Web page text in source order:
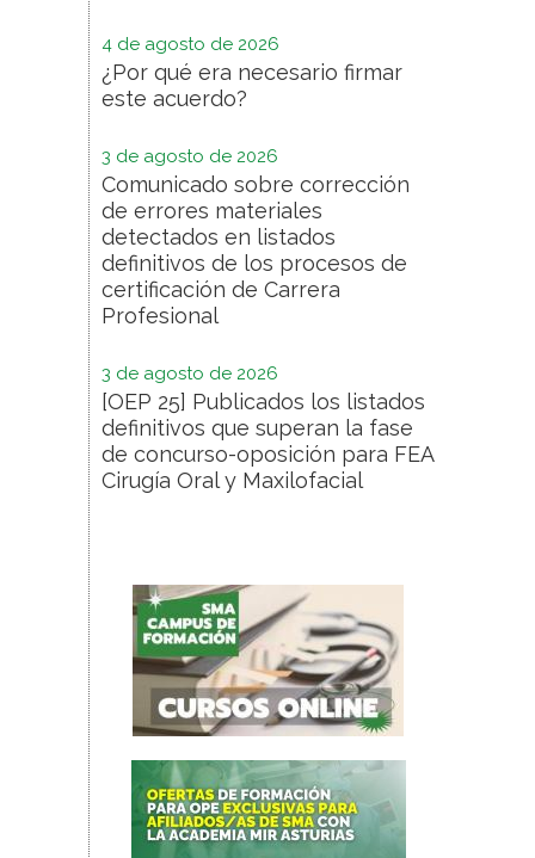
4 de agosto de 2026
¿Por qué era necesario firmar
este acuerdo?
3 de agosto de 2026
Comunicado sobre corrección
de errores materiales
detectados en listados
definitivos de los procesos de
certificación de Carrera
Profesional
3 de agosto de 2026
[OEP 25] Publicados los listados
definitivos que superan la fase
de concurso-oposición para FEA
Cirugía Oral y Maxilofacial